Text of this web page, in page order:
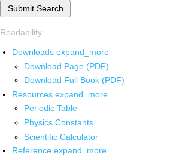
Submit Search
Readability
Downloads expand_more
Download Page (PDF)
Download Full Book (PDF)
Resources expand_more
Periodic Table
Physics Constants
Scientific Calculator
Reference expand_more